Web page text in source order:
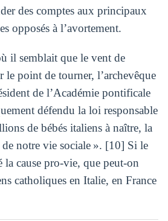
des comptes aux principaux
opposés à l’avortement.
il semblait que le vent de
le point de tourner, l’archevêque
de l’Académie pontificale
défendu la loi responsable
de bébés italiens à naître, la
notre vie sociale ». [10] Si le
la cause pro-vie, que peut-on
catholiques en Italie, en France